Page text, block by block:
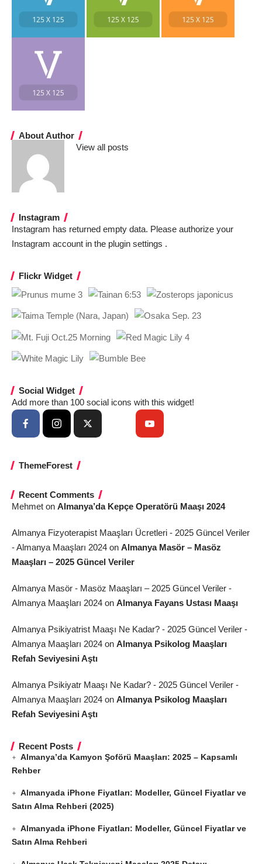
About Author
View all posts
Instagram
Instagram has returned empty data. Please authorize your
Instagram account in the plugin settings .
Flickr Widget
Social Widget
Add more than 100 social icons with this widget!
ThemeForest
Recent Comments
Mehmet on Almanya’da Kepçe Operatörü Maaşı 2024
Almanya Fizyoterapist Maaşları Ücretleri - 2025 Güncel Veriler
- Almanya Maaşları 2024 on Almanya Masör – Masöz
Maaşları – 2025 Güncel Veriler
Almanya Masör - Masöz Maaşları – 2025 Güncel Veriler -
Almanya Maaşları 2024 on Almanya Fayans Ustası Maaşı
Almanya Psikiyatrist Maaşı Ne Kadar? - 2025 Güncel Veriler -
Almanya Maaşları 2024 on Almanya Psikolog Maaşları
Refah Seviyesini Aştı
Almanya Psikiyatr Maaşı Ne Kadar? - 2025 Güncel Veriler -
Almanya Maaşları 2024 on Almanya Psikolog Maaşları
Refah Seviyesini Aştı
Recent Posts
Almanya’da Kamyon Şoförü Maaşları: 2025 – Kapsamlı
Rehber
Almanyada iPhone Fiyatları: Modeller, Güncel Fiyatlar ve
Satın Alma Rehberi (2025)
Almanyada iPhone Fiyatları: Modeller, Güncel Fiyatlar ve
Satın Alma Rehberi